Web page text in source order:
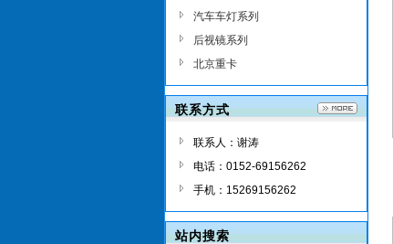
汽车车灯系列
后视镜系列
北京重卡
联系方式
联系人：谢涛
电话：0152-69156262
手机：15269156262
站内搜索